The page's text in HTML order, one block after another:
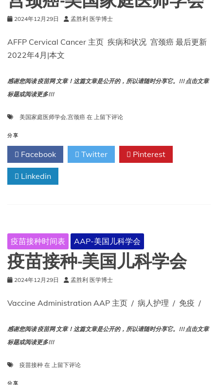
陷
疫
2024年12月29日 孟胜利 医学博士
AFFP Cervical Cancer 主页 疾病和状况 宫颈癌 最后更新
2022年4月|本文
感谢您阅读 疫苗网 文章！这篇文章是公开的，所以请随时分享它。!!! 点击文章
标题或阅读更多!!!
美国家庭医师学会,宫颈癌 在 宫
美
国
家
上留下评论
分享
Facebook Twitter Pinterest
Linkedin
疫苗接种时间表 AAP-美国儿科学会
疫苗接种-美国儿科学会
2024年12月29日 孟胜利 医学博士
Vaccine Administration AAP 主页 / 病人护理 / 免疫 /
感谢您阅读 疫苗网 文章！这篇文章是公开的，所以请随时分享它。!!! 点击文章
标题或阅读更多!!!
疫苗接种 在 疫
上留下评论
分享